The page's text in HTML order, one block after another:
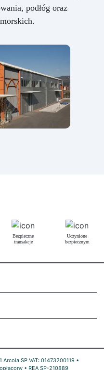
podłóg oraz
Bezpieczne
transakcje
Uczynione
bezpiecznym
SP VAT: 01473200119 •
• REA SP-210889